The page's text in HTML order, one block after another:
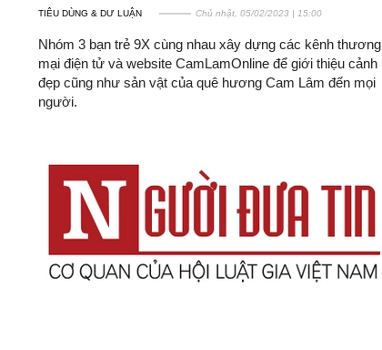
TIÊU DÙNG & DƯ LUẬN Chủ nhật, 05/02/2023 | 15:00
Nhóm 3 bạn trẻ 9X cùng nhau xây dựng các kênh thương
mại điện tử và website CamLamOnline để giới thiệu cảnh
đẹp cũng như sản vật của quê hương Cam Lâm đến mọi
người.